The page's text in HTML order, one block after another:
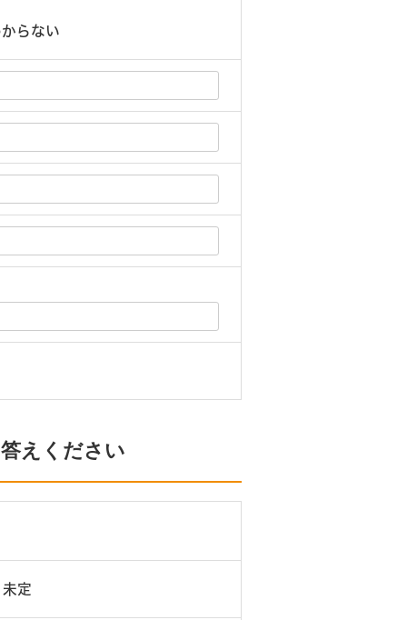
らない
えください
未定